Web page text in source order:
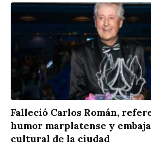
Falleció Carlos Román,
humor marplatense y
cultural de la ciudad